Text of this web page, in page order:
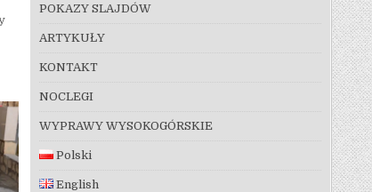
POKAZY SLAJDÓW
ARTYKUŁY
KONTAKT
NOCLEGI
WYPRAWY WYSOKOGÓRSKIE
Polski
English